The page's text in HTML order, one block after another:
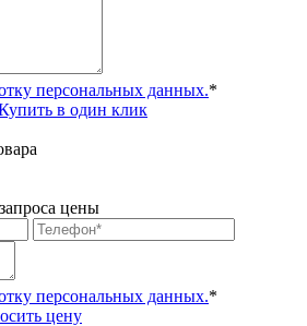
персональных данных.*
в один клик
цены
персональных данных.*
цену